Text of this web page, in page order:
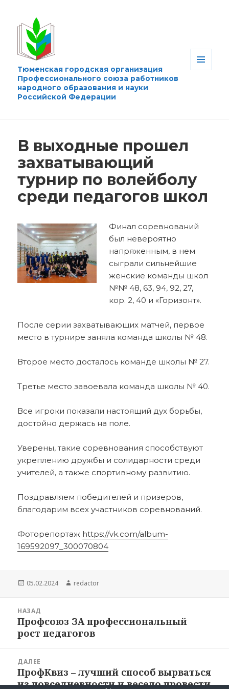
Тюменская городская организация
Профессионального союза работников
народного образования и науки
Российской Федерации
В выходные прошел
захватывающий
турнир по волейболу
среди педагогов школ
Финал соревнований
был невероятно
напряженным, в нем
сыграли сильнейшие
женские команды школ
№№ 48, 63, 94, 92, 27,
кор. 2, 40 и «Горизонт».
После серии захватывающих матчей, первое
место в турнире заняла команда школы № 48.
Второе место досталось команде школы № 27.
Третье место завоевала команда школы № 40.
Все игроки показали настоящий дух борьбы,
достойно держась на поле.
Уверены, такие соревнования способствуют
укреплению дружбы и солидарности среди
учителей, а также спортивному развитию.
Поздравляем победителей и призеров,
благодарим всех участников соревнований.
Фоторепортаж https://vk.com/album-
169592097_300070804
Опубликовано
05.02.2024 Автор
redactor
записям
НАЗАД
Предыдущая
запись:
Профсоюз ЗА профессиональный
рост педагогов
ДАЛЕЕ
Следующая
запись:
ПрофКвиз – лучший способ вырваться
из повседневности и весело провести